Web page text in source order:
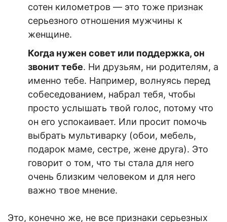
сотен километров — это тоже признак
серьезного отношения мужчины к
женщине.
Когда нужен совет или поддержка, он
звонит тебе. Ни друзьям, ни родителям, а
именно тебе. Например, волнуясь перед
собеседованием, набрал тебя, чтобы
просто услышать твой голос, потому что
он его успокаивает. Или просит помочь
выбрать мультиварку (обои, мебель,
подарок маме, сестре, жене друга). Это
говорит о том, что ты стала для него
очень близким человеком и для него
важно твое мнение.
Это, конечно же, не все признаки серьезных